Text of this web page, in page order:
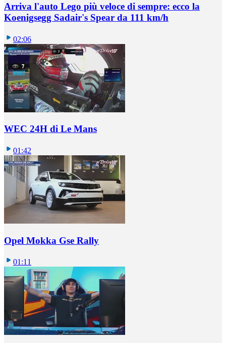
Arriva l'auto Lego più veloce di sempre: ecco la
Koenigsegg Sadair's Spear da 111 km/h
02:06
WEC 24H di Le Mans
01:42
Opel Mokka Gse Rally
01:11